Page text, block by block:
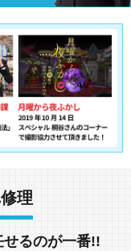
理
せるのが一番!!